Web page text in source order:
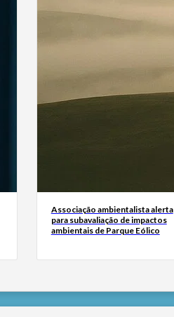
Associação ambientalista alerta
para subavaliação de impactos
ambientais de Parque Eólico